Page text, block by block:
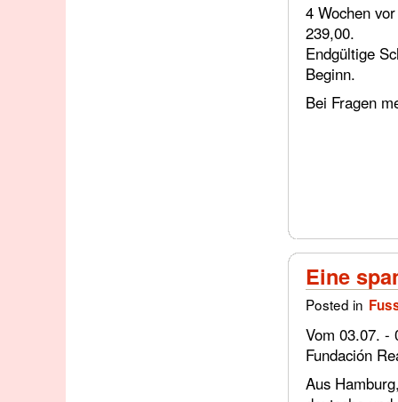
4 Wochen
239,00.
Endgültige
Beginn.
Bei Fragen
Eine
Posted in
Vom 03.07. -
Fundación
Aus